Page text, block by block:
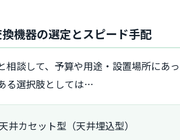
換機器の選定とスピード手配
相談して、予算や用途・設置場所にあ
る選択肢としては…
井カセット型（天井埋込型）